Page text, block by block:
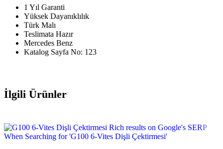
1 Yıl Garanti
Yüksek Dayanıklılık
Türk Malı
Teslimata Hazır
Mercedes Benz
Katalog Sayfa No: 123
İlgili Ürünler